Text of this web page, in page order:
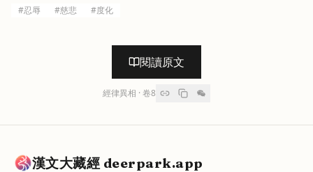
#忍辱 #慈悲 #度化
閱讀原文
經律異相 · 卷8
漢文大藏經 deerpark.app